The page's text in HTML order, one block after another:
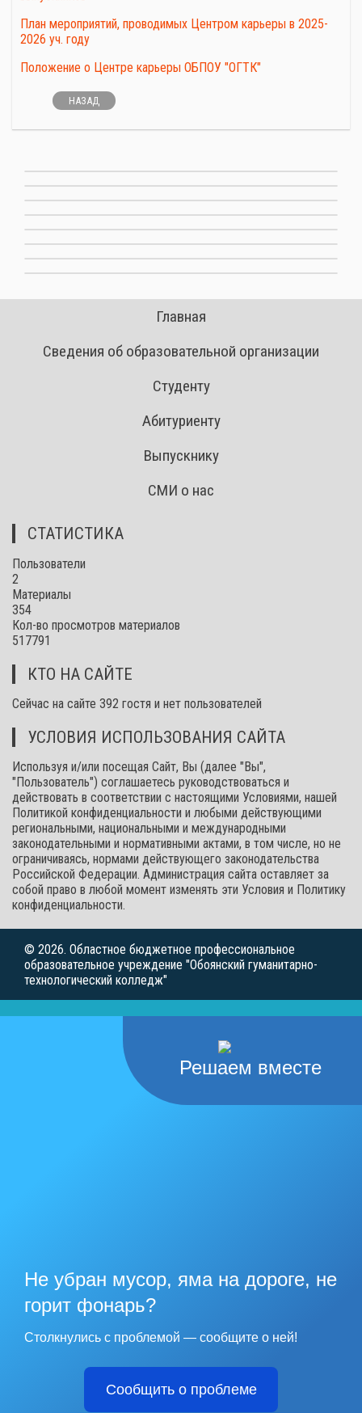
План мероприятий, проводимых Центром карьеры в 2025-
2026 уч. году
Положение о Центре карьеры ОБПОУ "ОГТК"
НАЗАД
Главная
Сведения об образовательной организации
Студенту
Абитуриенту
Выпускнику
СМИ о нас
СТАТИСТИКА
Пользователи
2
Материалы
354
Кол-во просмотров материалов
517791
КТО НА САЙТЕ
Сейчас на сайте 392 гостя и нет пользователей
УСЛОВИЯ ИСПОЛЬЗОВАНИЯ САЙТА
Используя и/или посещая Сайт, Вы (далее "Вы",
"Пользователь") соглашаетесь руководствоваться и
действовать в соответствии с настоящими Условиями, нашей
Политикой конфиденциальности и любыми действующими
региональными, национальными и международными
законодательными и нормативными актами, в том числе, но не
ограничиваясь, нормами действующего законодательства
Российской Федерации. Администрация сайта оставляет за
собой право в любой момент изменять эти Условия и Политику
конфиденциальности.
© 2026. Областное бюджетное профессиональное
образовательное учреждение "Обоянский гуманитарно-
технологический колледж"
Решаем вместе
Не убран мусор, яма на дороге, не
горит фонарь?
Столкнулись с проблемой — сообщите о ней!
Сообщить о проблеме